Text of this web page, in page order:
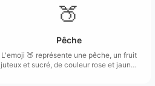
🍑
Pêche
L'emoji 🍑 représente une pêche, un fruit
juteux et sucré, de couleur rose et jaune,